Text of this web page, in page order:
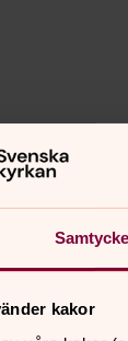
Samtycke
kakor